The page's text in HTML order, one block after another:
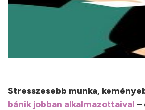
Stresszesebb munka,
bánik jobban alkalmazottaival –